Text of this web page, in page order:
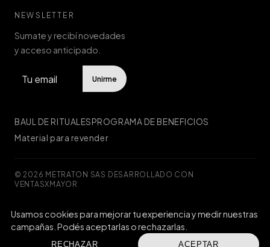
NEWSLETTER
Sumate y recibí novedades
y acceso anticipado.
Unirme
BAUL DE RITUALESPROGRAMA DE BENEFICIOS
Material para revender
© 2026 METRATON SAS ·
DESARROLLADO CON
VENTASXMAYOR
Defensa de las y los consumidores. Para reclamosingresá acá.
Botón de arrepentimiento
Usamos cookies para mejorar tu experiencia y medir nuestras
campañas. Podés aceptarlas o rechazarlas.
RECHAZAR ACEPTAR